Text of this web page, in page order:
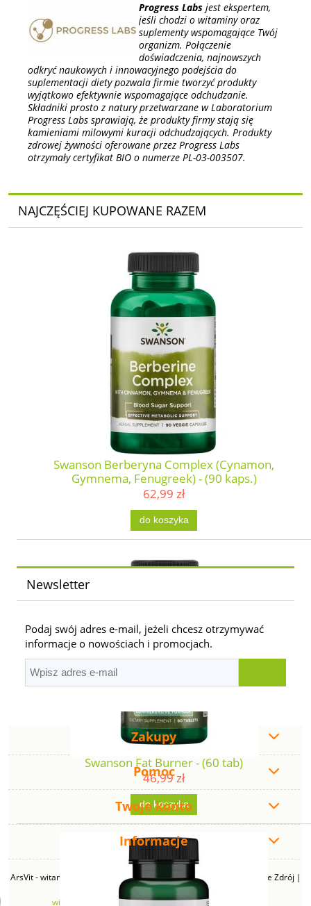
Progress Labs jest ekspertem,
jeśli chodzi o witaminy oraz
suplementy wspomagające Twój
organizm. Połączenie
doświadczenia, najnowszych
odkryć naukowych i innowacyjnego podejścia do
suplementacji diety pozwala firmie tworzyć produkty
wyjątkowo efektywnie wspomagające odchudzanie.
Składniki prosto z natury przetwarzane w Laboratorium
Progress Labs sprawiają, że produkty firmy stają się
kamieniami milowymi kuracji odchudzających. Produkty
zdrowej żywności oferowane przez Progress Labs
otrzymały certyfikat BIO o numerze PL-03-003507.
NAJCZĘŚCIEJ KUPOWANE RAZEM
Swanson Berberyna Complex (Cynamon,
Gymnema, Fenugreek) - (90 kaps.)
62,99 zł
do koszyka
Swanson Fat Burner - (60 tab)
46,99 zł
do koszyka
Newsletter
Podaj swój adres e-mail, jeżeli chcesz otrzymywać
informacje o nowościach i promocjach.
Zakupy
Pomoc
Twoje konto
Informacje
ArsVit - witaminyswanson.pl | ul. Zimowa 49B, 43-230 Goczałkowice Zdrój |
NIP: 6381219140 | REGON: 276280385 | Email:
witaminyswanson@gmail.com| Telefon: